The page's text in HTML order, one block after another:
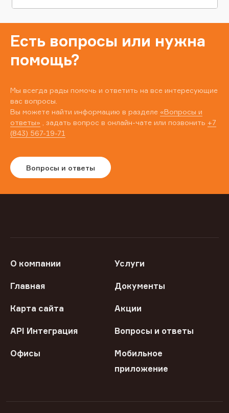
Есть вопросы или нужна
помощь?
Мы всегда рады помочь и ответить на все интересующие
вас вопросы.
Вы можете найти информацию в разделе «Вопросы и
ответы» , задать вопрос в онлайн-чате или позвонить +7
(843) 567-19-71
Вопросы и ответы
О компании Услуги
Главная Документы
Карта сайта Акции
API Интеграция Вопросы и ответы
Офисы
Мобильное
приложение